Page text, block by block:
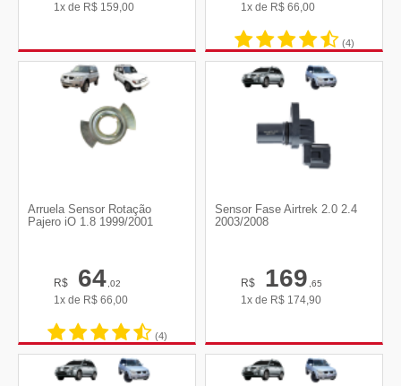
1x de R$ 159,00 1x de R$ 66,00
(4)
Arruela Sensor Rotação
Pajero iO 1.8 1999/2001
R$ 64,02
1x de R$ 66,00
(4)
Sensor Fase Airtrek 2.0 2.4
2003/2008
R$ 169,65
1x de R$ 174,90